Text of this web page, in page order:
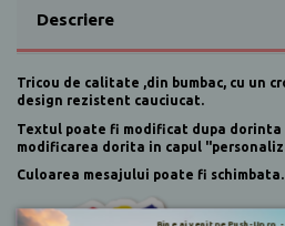
Descriere
Tricou de calitate ,din bumbac, cu un
design rezistent cauciucat.
Textul poate fi modificat dupa
modificarea dorita in capul
Culoarea mesajului poate fi schimbata.